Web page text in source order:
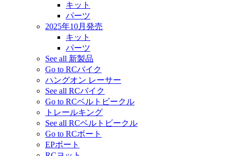
キット
パーツ
2025年10月発売
キット
パーツ
See all 新製品
Go to RCバイク
ハングオン レーサー
See all RCバイク
Go to RCベルトビークル
トレールキング
See all RCベルトビークル
Go to RCボート
EPボート